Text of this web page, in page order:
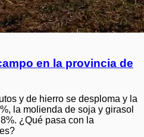
en la provincia de
y de hierro se desploma y la
la molienda de soja y girasol
¿Qué pasa con la